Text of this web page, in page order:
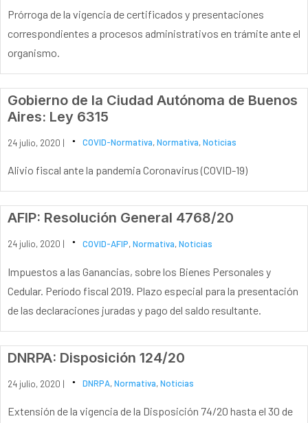
Prórroga de la vigencia de certificados y presentaciones
correspondientes a procesos administrativos en trámite ante el
organismo.
Gobierno de la Ciudad Autónoma de Buenos
Aires: Ley 6315
24 julio, 2020 | COVID-Normativa,Normativa,Noticias
Alivio fiscal ante la pandemia Coronavirus (COVID-19)
AFIP: Resolución General 4768/20
24 julio, 2020 | COVID-AFIP,Normativa,Noticias
Impuestos a las Ganancias, sobre los Bienes Personales y
Cedular. Período fiscal 2019. Plazo especial para la presentación
de las declaraciones juradas y pago del saldo resultante.
DNRPA: Disposición 124/20
24 julio, 2020 | DNRPA,Normativa,Noticias
Extensión de la vigencia de la Disposición 74/20 hasta el 30 de